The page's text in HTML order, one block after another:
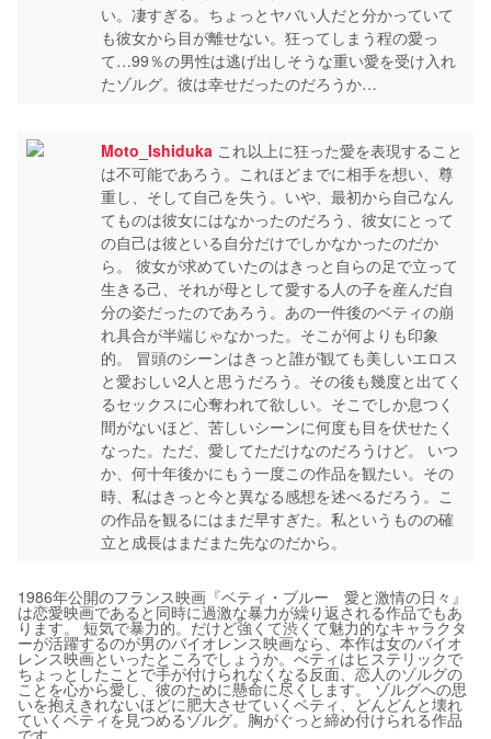
い。凄すぎる。ちょっとヤバい人だと分かっていて
も彼女から目が離せない。狂ってしまう程の愛っ
て…99％の男性は逃げ出しそうな重い愛を受け入れ
たゾルグ。彼は幸せだったのだろうか…
Moto_Ishiduka これ以上に狂った愛を表現すること
は不可能であろう。これほどまでに相手を想い、尊
重し、そして自己を失う。いや、最初から自己なん
てものは彼女にはなかったのだろう、彼女にとって
の自己は彼といる自分だけでしかなかったのだか
ら。 彼女が求めていたのはきっと自らの足で立って
生きる己、それが母として愛する人の子を産んだ自
分の姿だったのであろう。あの一件後のベティの崩
れ具合が半端じゃなかった。そこが何よりも印象
的。 冒頭のシーンはきっと誰が観ても美しいエロス
と愛おしい2人と思うだろう。その後も幾度と出てく
るセックスに心奪われて欲しい。そこでしか息つく
間がないほど、苦しいシーンに何度も目を伏せたく
なった。ただ、愛してただけなのだろうけど。 いつ
か、何十年後かにもう一度この作品を観たい。その
時、私はきっと今と異なる感想を述べるだろう。こ
の作品を観るにはまだ早すぎた。私というものの確
立と成長はまだまた先なのだから。
1986年公開のフランス映画『ベティ・ブルー 愛と激情の日々』
は恋愛映画であると同時に過激な暴力が繰り返される作品でもあ
ります。 短気で暴力的。だけど強くて渋くて魅力的なキャラクタ
ーが活躍するのが男のバイオレンス映画なら、本作は女のバイオ
レンス映画といったところでしょうか。べティはヒステリックで
ちょっとしたことで手が付けられなくなる反面、恋人のゾルグの
ことを心から愛し、彼のために懸命に尽くします。 ゾルグへの思
いを抱えきれないほどに肥大させていくベティ、どんどんと壊れ
ていくベティを見つめるゾルグ。胸がぐっと締め付けられる作品
です。